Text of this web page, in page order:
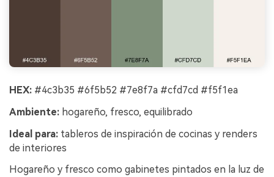
HEX: #4c3b35 #6f5b52 #7e8f7a #cfd7cd #f5f1ea
Ambiente: hogareño, fresco, equilibrado
Ideal para: tableros de inspiración de cocinas y renders
de interiores
Hogareño y fresco como gabinetes pintados en la luz de